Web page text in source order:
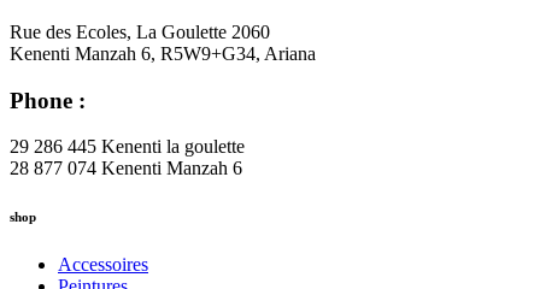
Rue des Ecoles, La Goulette 2060
Kenenti Manzah 6, R5W9+G34, Ariana
Phone :
29 286 445 Kenenti la goulette
28 877 074 Kenenti Manzah 6
shop
Accessoires